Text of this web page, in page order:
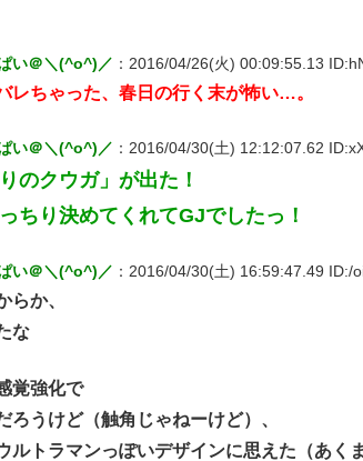
い＠＼(^o^)／ ：2016/04/26(火) 00:09:55.13
レちゃった、春日の行く末が怖い…。
い＠＼(^o^)／ ：2016/04/30(土) 12:12:07.62
のクウガ」が出た！
ちり決めてくれてGJでしたっ！
い＠＼(^o^)／ ：2016/04/30(土) 16:59:47.49 ID:/
らか、
な
覚強化で
ろうけど（触角じゃねーけど）、
ルトラマンっぽいデザインに思えた（あく